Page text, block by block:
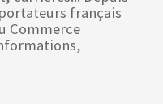
français
Commerce